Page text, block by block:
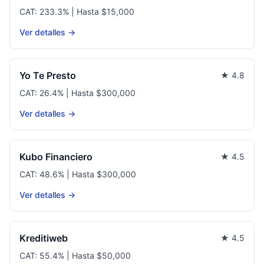
CAT: 233.3% | Hasta $15,000
Ver detalles →
Yo Te Presto
★ 4.8
CAT: 26.4% | Hasta $300,000
Ver detalles →
Kubo Financiero
★ 4.5
CAT: 48.6% | Hasta $300,000
Ver detalles →
Kreditiweb
★ 4.5
CAT: 55.4% | Hasta $50,000